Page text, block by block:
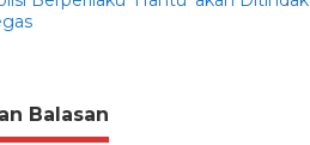
Balasan